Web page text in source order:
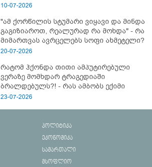
10-07-2026
"ამ ქორწილის სტუმარი ვიყავი და მინდა
გაგიზიაროთ, რეალურად რა მოხდა" - რა
მიმართვას ავრცელებს სოფი ახმეტელი?
20-07-2026
რატომ ჰქონდა თითი ამპუტირებული
ვერაზე მომხდარ ტრაგედიაში
ბრალდებულს?! - რას ამბობს ექიმი
23-07-2026
პოლიტიკა
ეკონომიკა
სამართალი
მსოფლიო